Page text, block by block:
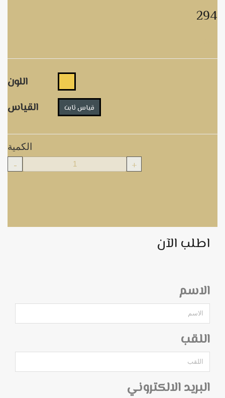
294
اللون
القياس
قياس ثابت
الكمية
- +
اطلب الآن
الاسم
اللقب
البريد الالكتروني